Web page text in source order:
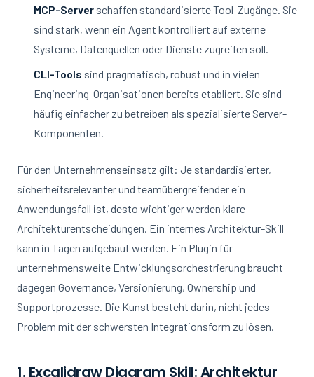
MCP-Server schaffen standardisierte Tool-Zugänge. Sie
sind stark, wenn ein Agent kontrolliert auf externe
Systeme, Datenquellen oder Dienste zugreifen soll.
CLI-Tools sind pragmatisch, robust und in vielen
Engineering-Organisationen bereits etabliert. Sie sind
häufig einfacher zu betreiben als spezialisierte Server-
Komponenten.
Für den Unternehmenseinsatz gilt: Je standardisierter,
sicherheitsrelevanter und teamübergreifender ein
Anwendungsfall ist, desto wichtiger werden klare
Architekturentscheidungen. Ein internes Architektur-Skill
kann in Tagen aufgebaut werden. Ein Plugin für
unternehmensweite Entwicklungsorchestrierung braucht
dagegen Governance, Versionierung, Ownership und
Supportprozesse. Die Kunst besteht darin, nicht jedes
Problem mit der schwersten Integrationsform zu lösen.
1. Excalidraw Diagram Skill: Architektur